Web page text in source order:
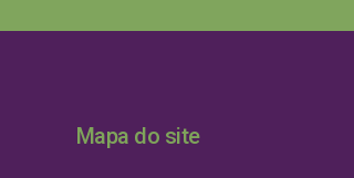
Mapa do site